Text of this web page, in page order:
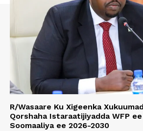
R/Wasaare Ku Xigeenka
Qorshaha Istaraatijiyadda WFP
Soomaaliya ee 2026-2030